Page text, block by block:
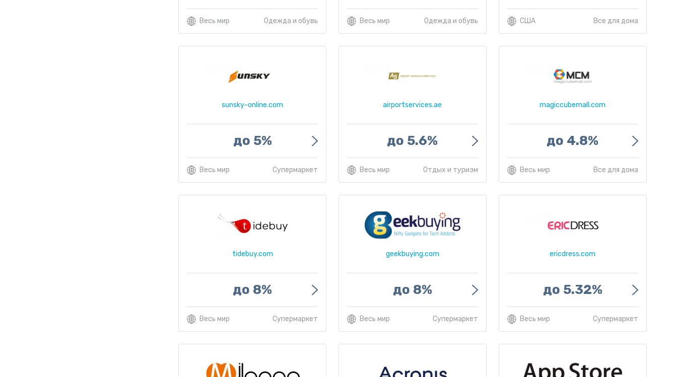
Весь мир Одежда и обувь Весь мир Одежда и обувь США Все для дома
sunsky-online.com
до 5%
Весь мир Супермаркет
airportservices.ae
до 5.6%
Весь мир Отдых и туризм
magiccubemall.com
до 4.8%
Весь мир Все для дома
tidebuy.com
до 8%
Весь мир Супермаркет
geekbuying.com
до 8%
Весь мир Супермаркет
ericdress.com
до 5.32%
Весь мир Супермаркет